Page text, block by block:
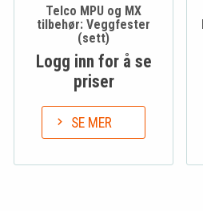
Telco MPU og MX
tilbehør: Veggfester
(sett)
Logg inn for å se
priser
SE MER